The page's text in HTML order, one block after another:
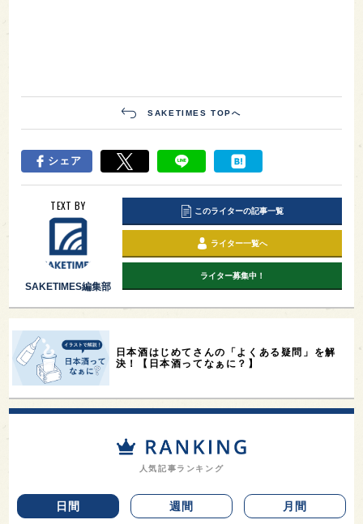
SAKETIMES TOPへ
シェア
TEXT BY
SAKETIMES編集部
このライターの記事一覧
ライター一覧へ
ライター募集中！
日本酒はじめてさんの「よくある疑問」を解
決！【日本酒ってなぁに？】
人気記事ランキング
日間 週間 月間